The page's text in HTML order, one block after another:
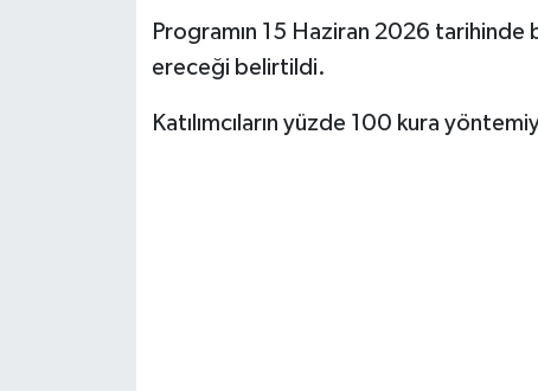
Programın 15 Haziran 2026 tarihinde
ereceği belirtildi.
Katılımcıların yüzde 100 kura